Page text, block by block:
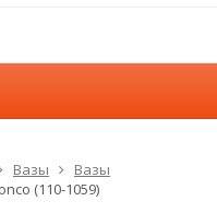
Вазы
Вазы
(110-1059)